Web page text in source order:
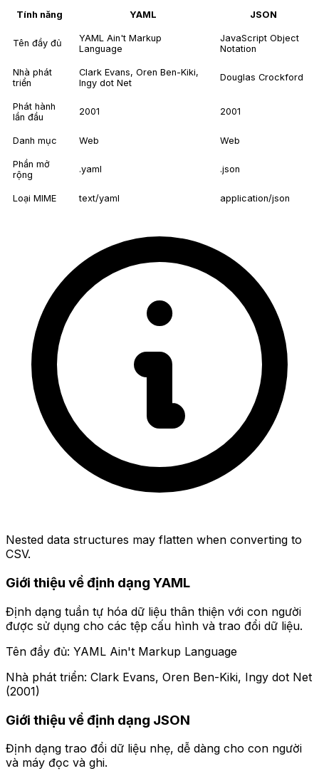
Tính năng YAML JSON
Tên đầy đủ
YAML Ain't Markup
Language
JavaScript Object
Notation
Nhà phát
triển
Clark Evans, Oren Ben-Kiki,
Ingy dot Net
Douglas Crockford
Phát hành
lần đầu
2001 2001
Danh mục Web Web
Phần mở
rộng
.yaml .json
Loại MIME text/yaml application/json
Nested data structures may flatten when converting to
CSV.
Giới thiệu về định dạng YAML
Định dạng tuần tự hóa dữ liệu thân thiện với con người
được sử dụng cho các tệp cấu hình và trao đổi dữ liệu.
Tên đầy đủ: YAML Ain't Markup Language
Nhà phát triển: Clark Evans, Oren Ben-Kiki, Ingy dot Net
(2001)
Giới thiệu về định dạng JSON
Định dạng trao đổi dữ liệu nhẹ, dễ dàng cho con người
và máy đọc và ghi.